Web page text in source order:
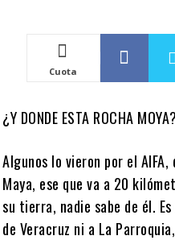
Cuota
¿Y DONDE ESTA ROCHA MOYA?
Algunos lo vieron por el
Maya, ese que va a 20
su tierra, nadie sabe de él.
de Veracruz ni a La